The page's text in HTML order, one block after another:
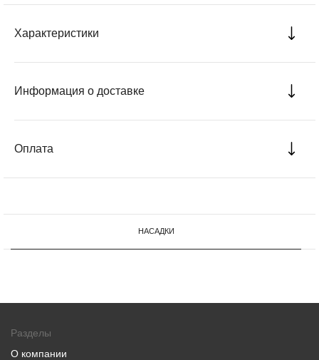
Характеристики
Информация о доставке
Оплата
НАСАДКИ
Разделы
О компании